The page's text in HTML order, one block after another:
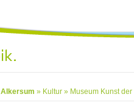
Alkersum » Kultur » Museum Kunst